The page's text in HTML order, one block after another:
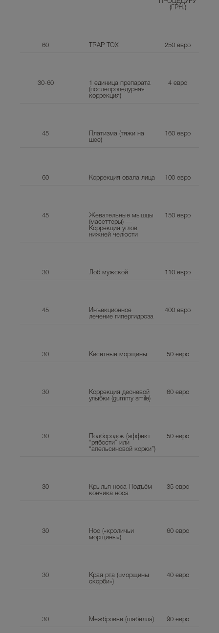
ПРОЦЕДУРУ
(ГРН.)
60 TRAP TOX 250 евро
30-60
1 единица препарата
(послепроцедурная
коррекция)
4 евро
45
Платизма (тяжи на
шее)
160 евро
60 Коррекция овала лица 100 евро
45
Жевательные мышцы
(масеттеры) —
Коррекция углов
нижней челюсти
150 евро
30 Лоб мужской 110 евро
45
Инъекционное
лечение гипергидроза
400 евро
30 Кисетные морщины 50евро
30
Коррекция десневой
улыбки (gummy smile)
60евро
30
Подбородок (эффект
“рябости” или
“апельсиновой корки”)
50евро
30
Крылья носа-Подъём
кончика носа
35евро
30
Нос («кроличьи
морщины»)
60евро
30
Края рта («морщины
скорби»)
40евро
30 Межбровье (глабелла) 90евро